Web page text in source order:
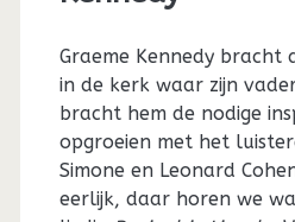
Graeme Kennedy bracht
in de kerk waar zijn
bracht hem de nodige
opgroeien met het
Simone en Leonard
eerlijk, daar horen we